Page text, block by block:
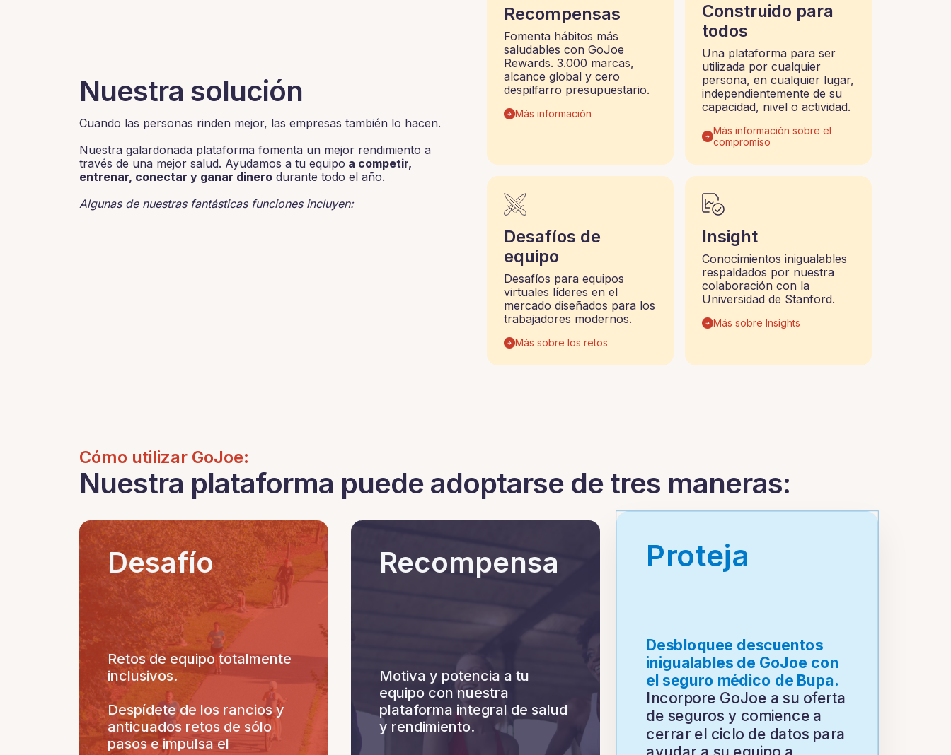
Nuestra solución
Cuando las personas rinden mejor, las empresas también lo hacen.
Nuestra galardonada plataforma fomenta un mejor rendimiento a
través de una mejor salud. Ayudamos a tu equipo a competir,
entrenar, conectar y ganar dinero durante todo el año.
Algunas de nuestras fantásticas funciones incluyen:
Recompensas
Fomenta hábitos más
saludables con GoJoe
Rewards. 3.000 marcas,
alcance global y cero
despilfarro presupuestario.
Más información
Construido para
todos
Una plataforma para ser
utilizada por cualquier
persona, en cualquier lugar,
independientemente de su
capacidad, nivel o actividad.
Más información sobre el
compromiso
Desafíos de
equipo
Desafíos para equipos
virtuales líderes en el
mercado diseñados para los
trabajadores modernos.
Más sobre los retos
Insight
Conocimientos inigualables
respaldados por nuestra
colaboración con la
Universidad de Stanford.
Más sobre Insights
Cómo utilizar GoJoe:
Nuestra plataforma puede adoptarse de tres maneras:
Desafío
Retos de equipo totalmente
inclusivos.
Despídete de los rancios y
anticuados retos de sólo
pasos e impulsa el
Recompensa
Motiva y potencia a tu
equipo con nuestra
plataforma integral de salud
y rendimiento.
Proteja
Desbloquee descuentos
inigualables de GoJoe con
el seguro médico de Bupa.
Incorpore GoJoe a su oferta
de seguros y comience a
cerrar el ciclo de datos para